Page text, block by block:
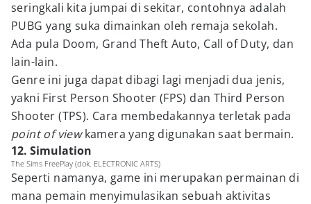
seringkali kita jumpai di sekitar, contohnya adalah
PUBG yang suka dimainkan oleh remaja sekolah.
Ada pula Doom, Grand Theft Auto, Call of Duty, dan
lain-lain.
Genre ini juga dapat dibagi lagi menjadi dua jenis,
yakni First Person Shooter (FPS) dan Third Person
Shooter (TPS). Cara membedakannya terletak pada
point of viewkamera yang digunakan saat bermain.
12. Simulation
The Sims FreePlay (dok. ELECTRONIC ARTS)
Seperti namanya, game ini merupakan permainan di
mana pemain menyimulasikan sebuah aktivitas